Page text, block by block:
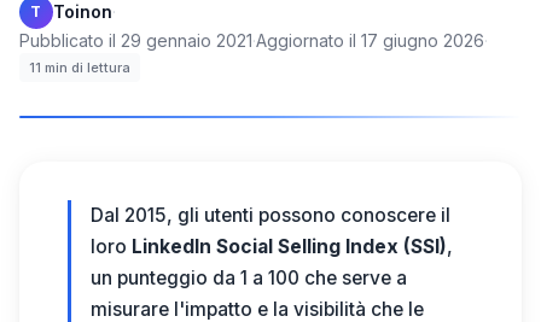
T Toinon·
Pubblicato il 29 gennaio 2021·Aggiornato il 17 giugno 2026·
11 min di lettura
Dal 2015, gli utenti possono conoscere il
loro LinkedIn Social Selling Index (SSI),
un punteggio da 1 a 100 che serve a
misurare l'impatto e la visibilità che le